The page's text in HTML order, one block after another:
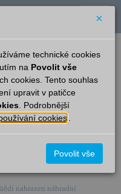
15:21
Vlak/Linka Kolej
TL 90617
DLB CZ
–
nahrazen náhradní
×
technické cookies
na Povolit vše
cookies. Tento souhlas
upravit v patičce
. Podrobnější
cookies
Povolit vše